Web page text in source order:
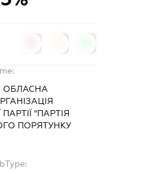
ОБЛАСНА
"ПАРТІЯ
ПОРЯТУНКУ